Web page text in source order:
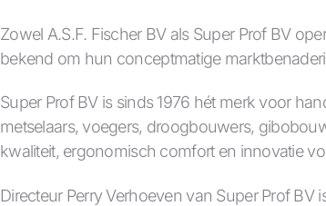
Zowel A.S.F. Fischer BV als Super Prof BV
bekend om hun conceptmatige
Super Prof BV is sinds 1976 hét merk voor
metselaars, voegers, droogbouwers,
kwaliteit, ergonomisch comfort en innovatie
Directeur Perry Verhoeven van Super Prof BV